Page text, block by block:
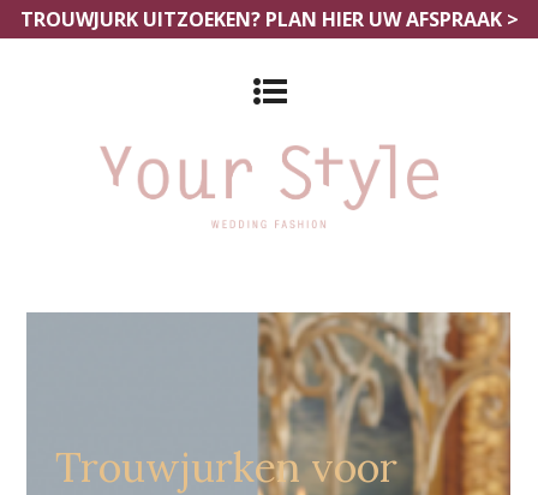
TROUWJURK UITZOEKEN? PLAN HIER UW AFSPRAAK >
Grote Maten Bruidszaak Hoboken
Trouwjurken voor